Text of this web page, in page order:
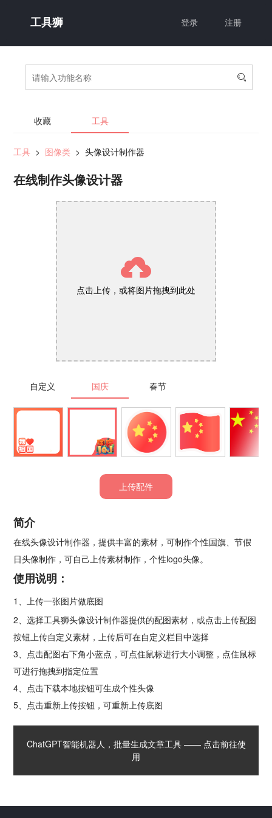
工具狮 登录 注册

收藏 工具
工具 > 图像类 > 头像设计制作器
在线制作头像设计器

点击上传，或将图片拖拽到此处
自定义 国庆 春节
上传配件
简介
在线头像设计制作器，提供丰富的素材，可制作个性国旗、节假
日头像制作，可自己上传素材制作，个性logo头像。
使用说明：
1、上传一张图片做底图
2、选择工具狮头像设计制作器提供的配图素材，或点击上传配图
按钮上传自定义素材，上传后可在自定义栏目中选择
3、点击配图右下角小蓝点，可点住鼠标进行大小调整，点住鼠标
可进行拖拽到指定位置
4、点击下载本地按钮可生成个性头像
5、点击重新上传按钮，可重新上传底图
ChatGPT智能机器人，批量生成文章工具 —— 点击前往使
用